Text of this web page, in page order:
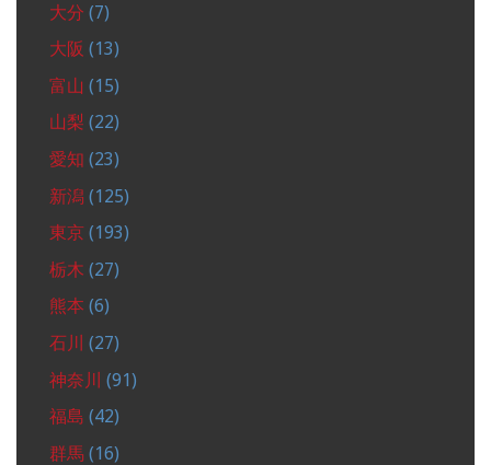
大分 (7)
大阪 (13)
富山 (15)
山梨 (22)
愛知 (23)
新潟 (125)
東京 (193)
栃木 (27)
熊本 (6)
石川 (27)
神奈川 (91)
福島 (42)
群馬 (16)